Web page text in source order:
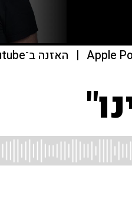
| האזנה ב־youtube